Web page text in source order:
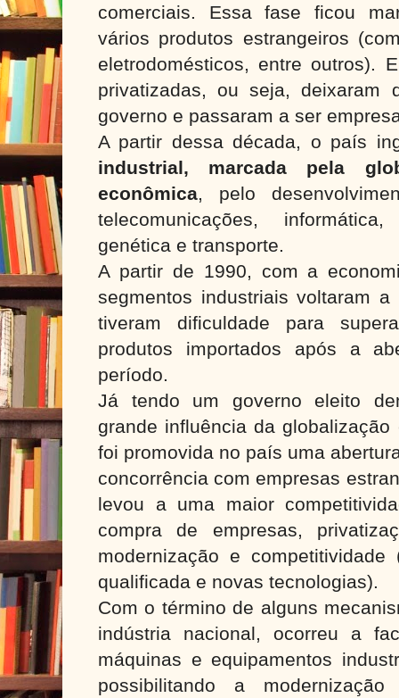
comerciais. Essa fase ficou
vários produtos estrangeiros
eletrodomésticos, entre outros).
privatizadas, ou seja, deixaram
governo e passaram a ser
A partir dessa década, o país
industrial, marcada pela
econômica, pelo
telecomunicações,
genética e transporte.
A partir de 1990, com a
segmentos industriais voltaram a
tiveram dificuldade para
produtos importados após a
período.
Já tendo um governo eleito
grande influência da
foi promovida no país uma
concorrência com empresas
levou a uma maior
compra de empresas,
modernização e
qualificada e novas tecnologias).
Com o término de alguns
indústria nacional, ocorreu a
máquinas e equipamentos
possibilitando a